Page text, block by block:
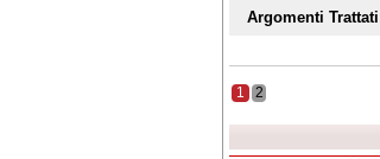
e Lavoro della
compatibilità
Argomenti
1 2